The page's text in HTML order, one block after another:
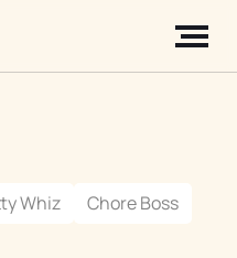
Whiz
Chore Boss